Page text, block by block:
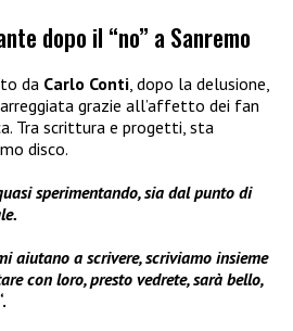
dopo il “no” a Sanremo
da Carlo Conti , dopo la delusione,
grazie all’affetto dei fan
Tra scrittura e progetti, sta
disco.
sperimentando, sia dal punto di
aiutano a scrivere, scriviamo insieme
con loro, presto vedrete, sarà bello,